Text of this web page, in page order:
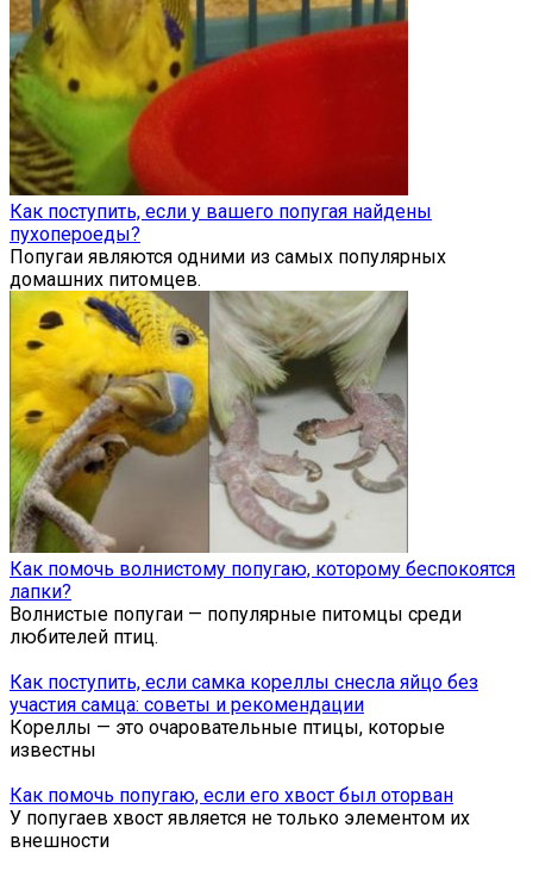
Как поступить, если у вашего попугая найдены
пухопероеды?
Попугаи являются одними из самых популярных
домашних питомцев.
Как помочь волнистому попугаю, которому беспокоятся
лапки?
Волнистые попугаи — популярные питомцы среди
любителей птиц.
Как поступить, если самка кореллы снесла яйцо без
участия самца: советы и рекомендации
Кореллы — это очаровательные птицы, которые
известны
Как помочь попугаю, если его хвост был оторван
У попугаев хвост является не только элементом их
внешности